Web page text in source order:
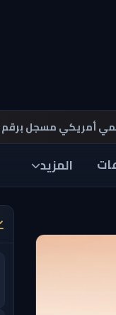
أمريكي مسجل برقم
المزيد